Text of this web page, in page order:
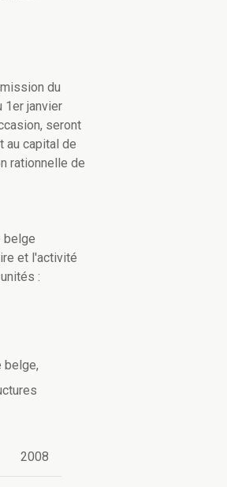
du
1er janvier
seront
au capital de
rationnelle de
belge
et l'activité
:
belge,
2008